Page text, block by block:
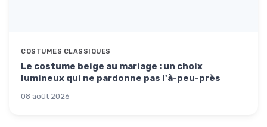
COSTUMES CLASSIQUES
Le costume beige au mariage : un choix
lumineux qui ne pardonne pas l'à-peu-près
08 août 2026